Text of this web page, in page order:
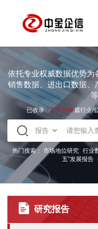
依托专业权威数据优势为
销售数据、进出口数据、
已收录7.973.258篇行业/
热门搜索： 市场地位研究 行业
五”发展报告
研究报告